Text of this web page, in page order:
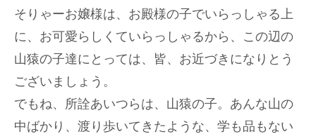
そりゃーお嬢様は、お殿様の子でいらっしゃる上
に、お可愛らしくていらっしゃるから、この辺の
山猿の子達にとっては、皆、お近づきになりとう
ございましょう。
でもね、所詮あいつらは、山猿の子。あんな山の
中ばかり、渡り歩いてきたような、学も品もない